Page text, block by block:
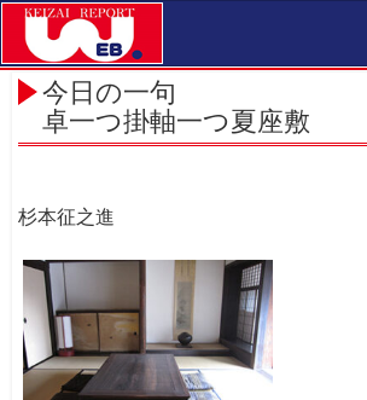
今日の一句
卓一つ掛軸一つ夏座敷
杉本征之進